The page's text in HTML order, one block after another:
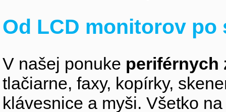
Od LCD monitorov
V našej ponuke periférnych
tlačiarne, faxy, kopírky,
klávesnice a myši. Všetko